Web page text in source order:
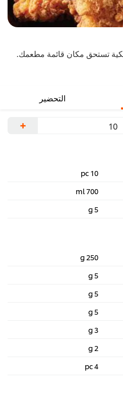
تستحق مكان قائمة مطعمك.
التحضير
10 pc
700 ml
250 g